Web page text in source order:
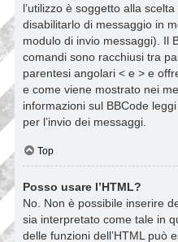
l’utilizzo è soggetto alla
disabilitarlo di messaggio in
modulo di invio messaggi). Il
comandi sono racchiusi tra
parentesi angolari < e > e
e come viene mostrato nei
informazioni sul BBCode
per l’invio dei messaggi.
Top
Posso usare l’HTML?
No. Non è possibile inserire
sia interpretato come tale in
delle funzioni dell’HTML può